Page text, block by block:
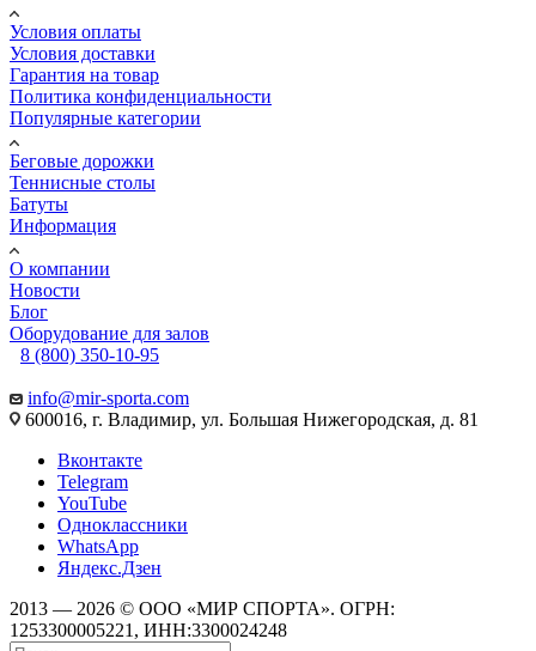
Условия оплаты
Условия доставки
Гарантия на товар
Политика конфиденциальности
Популярные категории
Беговые дорожки
Теннисные столы
Батуты
Информация
О компании
Новости
Блог
Оборудование для залов
8 (800) 350-10-95
info@mir-sporta.com
600016, г. Владимир, ул. Большая Нижегородская, д. 81
Вконтакте
Telegram
YouTube
Одноклассники
WhatsApp
Яндекс.Дзен
2013 — 2026 © ООО «МИР СПОРТА». ОГРН:
1253300005221, ИНН:3300024248